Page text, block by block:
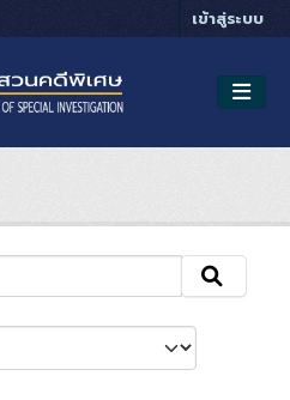
เข้าสู่ระบบ